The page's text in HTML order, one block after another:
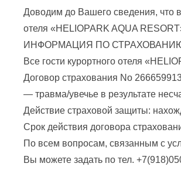
Доводим до Вашего сведения, что
отеля «HELIOPARK AQUA
ИНФОРМАЦИЯ ПО
Все гости курортного отеля
Договор страхования No
— травма/увечье в результате
Действие страховой защиты:
Срок действия договора
По всем вопросам, связанным с
Вы можете задать по тел.